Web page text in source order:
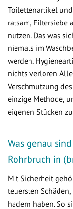
Toilettenartikel und
ratsam, Filtersiebe
nutzen. Das was
niemals im
werden.
nichts verloren.
Verschmutzung
einzige Methode,
eigenen Stücken
Was genau
Rohrbruch in
Mit Sicherheit
teuersten
hadern haben. So